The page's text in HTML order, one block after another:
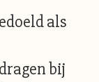
als
bij